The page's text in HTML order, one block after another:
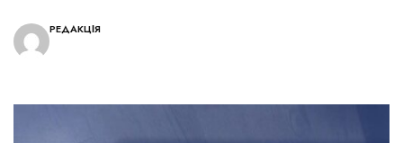
РЕДАКЦІЯ